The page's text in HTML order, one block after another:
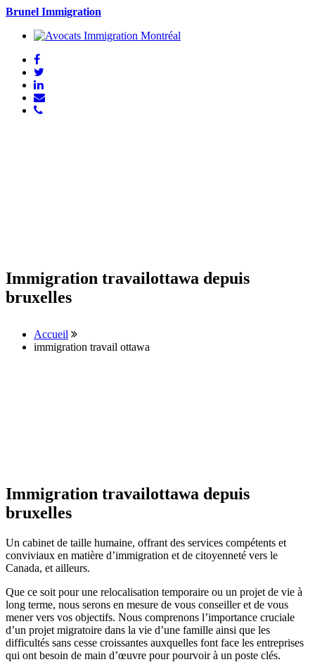
Brunel Immigration
Immigration travailottawa depuis
bruxelles
Accueil
immigration travail ottawa
Immigration travailottawa depuis
bruxelles
Un cabinet de taille humaine, offrant des services compétents et
conviviaux en matière d’immigration et de citoyenneté vers le
Canada, et ailleurs.
Que ce soit pour une relocalisation temporaire ou un projet de vie à
long terme, nous serons en mesure de vous conseiller et de vous
mener vers vos objectifs. Nous comprenons l’importance cruciale
d’un projet migratoire dans la vie d’une famille ainsi que les
difficultés sans cesse croissantes auxquelles font face les entreprises
qui ont besoin de main d’œuvre pour pourvoir à un poste clés.